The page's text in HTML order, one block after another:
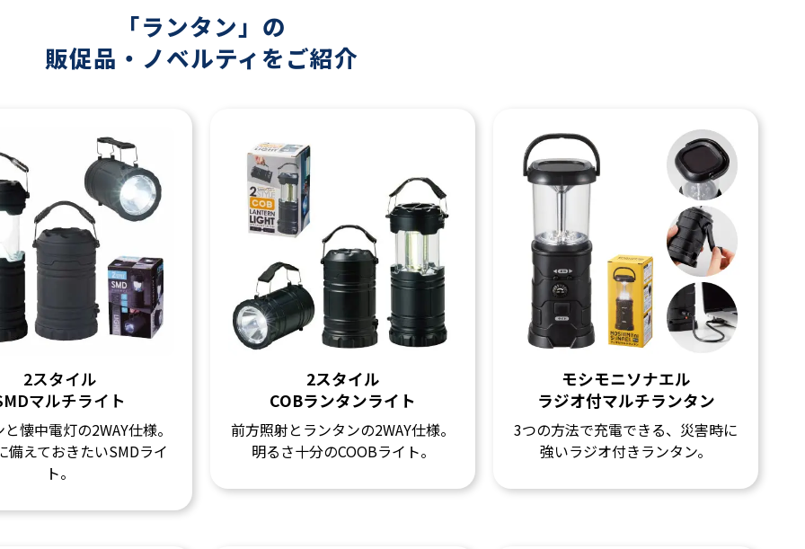
「ランタン」の
販促品・ノベルティをご紹介
2スタイル
マルチライト
懐中電灯の2WAY仕様。
備えておきたいSMDライ
ト。
2スタイル
COBランタンライト
前方照射とランタンの2WAY仕様。
明るさ十分のCOOBライト。
モシモニソナエル
ラジオ付マルチランタン
3つの方法で充電できる、災害時に
強いラジオ付きランタン。